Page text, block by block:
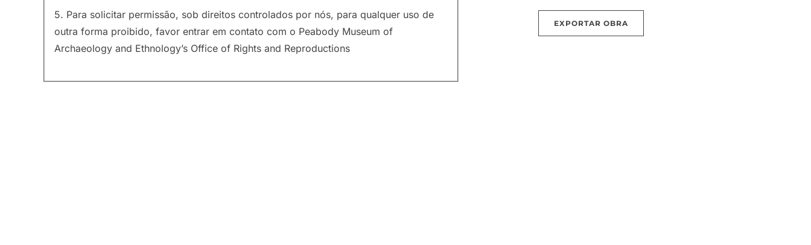
5. Para solicitar permissão, sob direitos controlados por nós, para qualquer uso de
outra forma proibido, favor entrar em contato com o Peabody Museum of
Archaeology and Ethnology’s Office of Rights and Reproductions
EXPORTAR OBRA